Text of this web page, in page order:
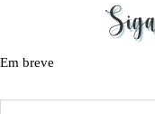
Em breve